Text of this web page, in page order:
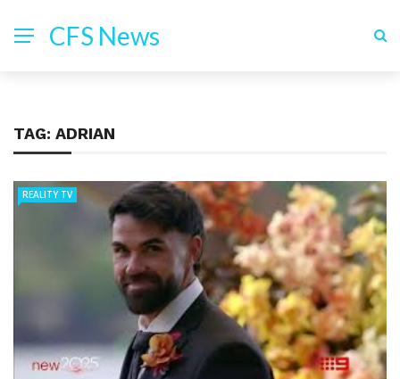
CFS News
TAG: ADRIAN
REALITY TV